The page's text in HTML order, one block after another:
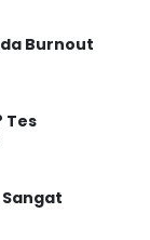
Burnout
Tes